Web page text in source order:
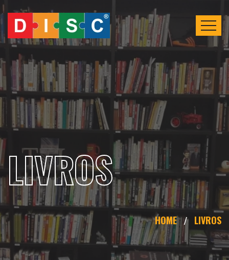
LIVROS
HOME LIVROS